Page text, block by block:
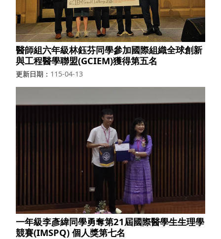
醫師組六年級林鈺芬同學參加國際組織全球創新
與工程醫學聯盟(GCIEM)獲得第五名
更新日期 115-04-13
一年級李彥緯同學勇奪第21屆國際醫學生生理學
競賽(IMSPQ) 個人獎第七名